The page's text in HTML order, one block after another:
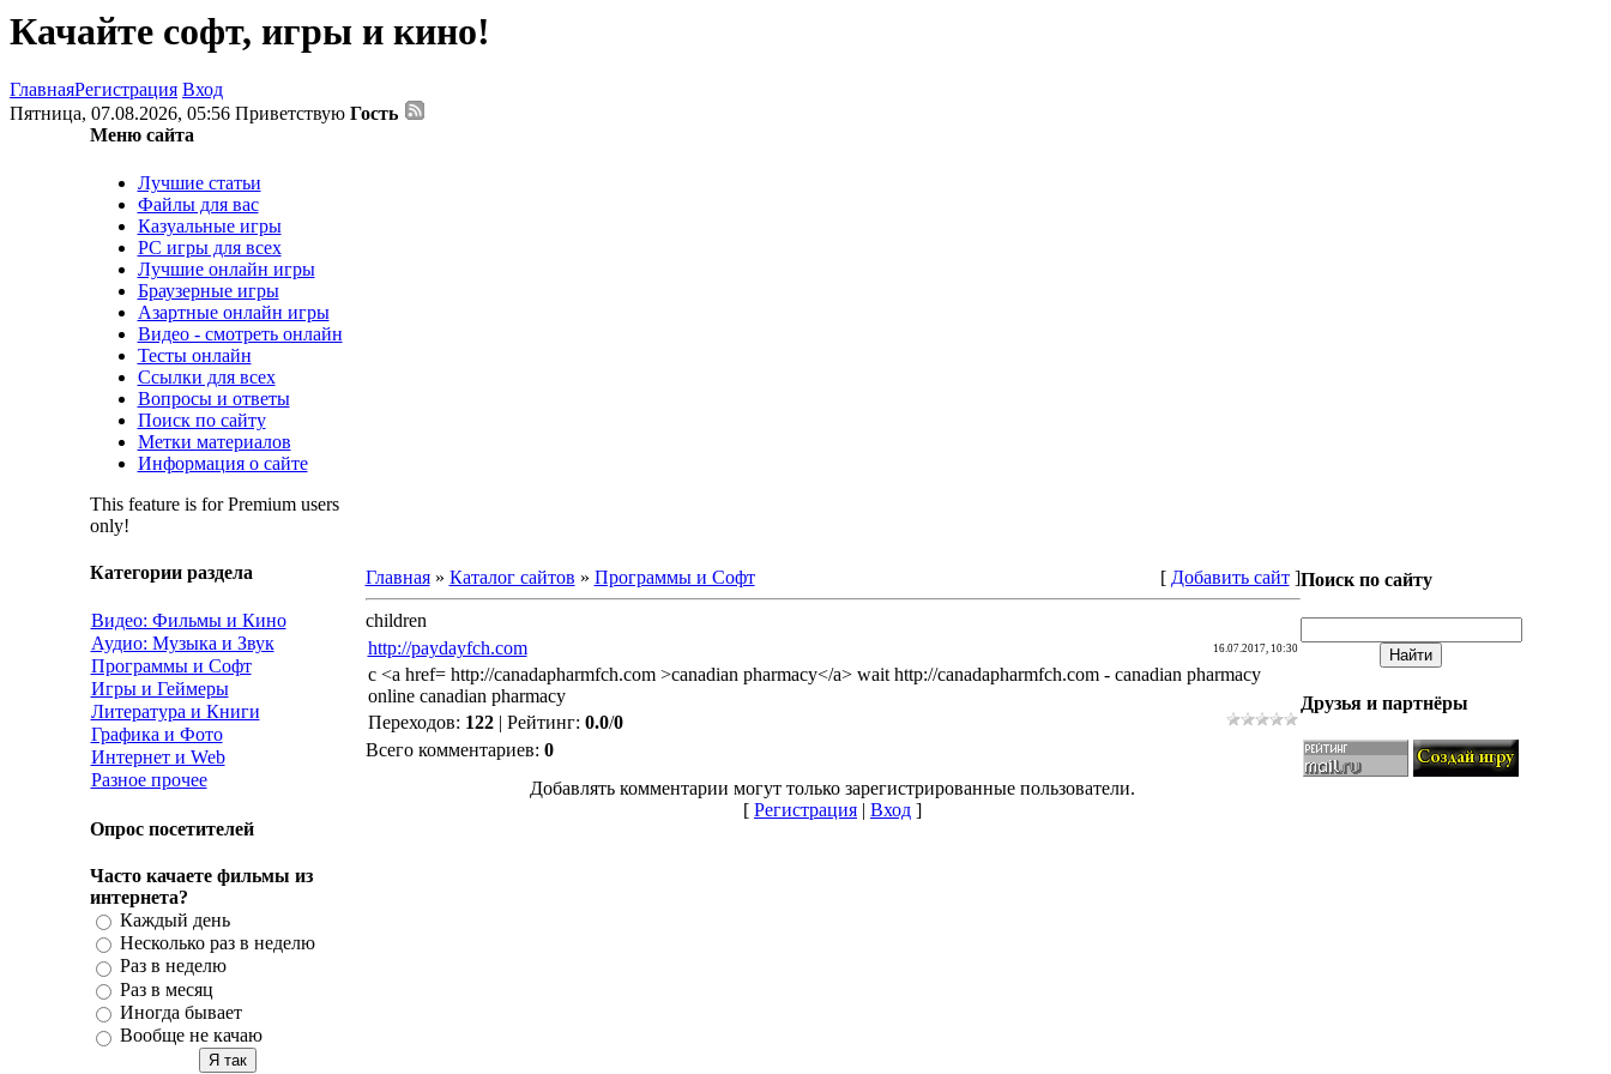
Качайте софт, игры и кино!
ГлавнаяРегистрация Вход
Пятница, 07.08.2026, 05:56 Приветствую Гость
Меню сайта
Лучшие статьи
Файлы для вас
Казуальные игры
PC игры для всех
Лучшие онлайн игры
Браузерные игры
Азартные онлайн игры
Видео - смотреть онлайн
Тесты онлайн
Ссылки для всех
Вопросы и ответы
Поиск по сайту
Метки материалов
Информация о сайте
This feature is for Premium users
only!
Категории раздела
Видео: Фильмы и Кино
Аудио: Музыка и Звук
Программы и Софт
Игры и Геймеры
Литература и Книги
Графика и Фото
Интернет и Web
Разное прочее
Опрос посетителей
Часто качаете фильмы из
интернета?
Каждый день
Несколько раз в неделю
Раз в неделю
Раз в месяц
Иногда бывает
Вообще не качаю
Главная» Каталог сайтов » Программы и Софт [ Добавить сайт]
children
http://paydayfch.com
16.07.2017, 10:30
c <a href= http://canadapharmfch.com >canadian pharmacy</a> wait http://canadapharmfch.com - canadian pharmacy
online canadian pharmacy
Переходов: 122| Рейтинг: 0.0/0
Всего комментариев: 0
Добавлять комментарии могут только зарегистрированные пользователи.
[ Регистрация | Вход ]
Поиск по сайту
Друзья и партнёры